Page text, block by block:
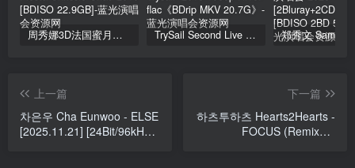
周秀娜3D法国蜜月之旅写真 2010 Eyescream Fiesta Chrissie Chau 2010 [BDISO 22.9GB] TrySail Second Live Tour “The Travels Of Trysail” 2018 1080p Hi10P flac《BDrip MKV 20.7G》
上一篇
차은우 Cha Eunwoo - ELSE
[2025.11.21] [24Bit/96kHz]
下一篇
하츠투하츠 Hearts2Hearts -
FOCUS (Remixes)